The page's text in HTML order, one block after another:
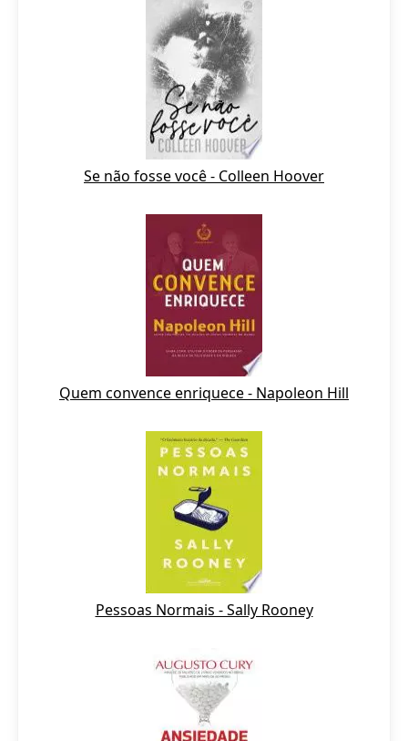
Se não fosse você - Colleen Hoover
Quem convence enriquece - Napoleon Hill
Pessoas Normais - Sally Rooney